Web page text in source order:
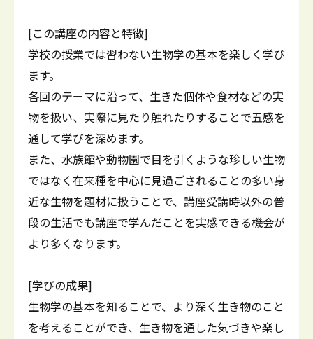
[この講座の内容と特徴]
学校の授業では習わない生物学の基本を楽しく学び
ます。
各回のテーマに沿って、生きた個体や食材などの実
物を扱い、実際に見たり触れたりすることで五感を
通して学びを深めます。
また、水族館や動物園で目を引くような珍しい生物
ではなく在来種を中心に見過ごされることの多い身
近な生物を題材に扱うことで、講座受講時以外の普
段の生活でも講座で学んだことを実感できる機会が
より多くなります。
[学びの成果]
生物学の基本を知ることで、より深く生き物のこと
を考えることができ、生き物を通した気づきや楽し